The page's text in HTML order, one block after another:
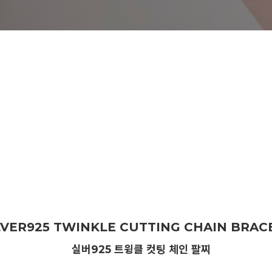
TWINKLE CUTTING CHAIN
실버925 트윙클 컷팅 체인 팔찌